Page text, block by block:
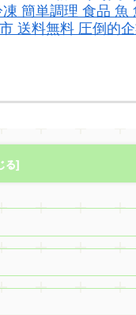
簡単調理 食品 魚
送料無料 圧倒的